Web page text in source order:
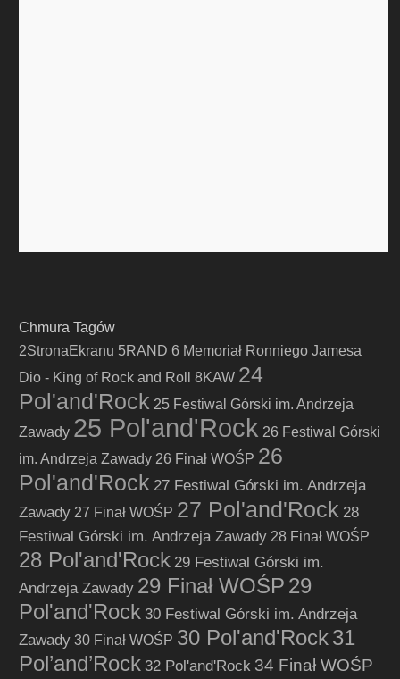
Chmura Tagów
2StronaEkranu 5RAND 6 Memoriał Ronniego Jamesa
Dio - King of Rock and Roll
8KAW 24
Pol'and'Rock 25 Festiwal Górski im. Andrzeja
Zawady 25 Pol'and'Rock 26 Festiwal Górski
im. Andrzeja Zawady 26 Finał WOŚP 26
Pol'and'Rock 27 Festiwal Górski im. Andrzeja
Zawady 27 Finał WOŚP 27 Pol'and'Rock 28
Festiwal Górski im. Andrzeja Zawady 28 Finał WOŚP
28 Pol'and'Rock 29 Festiwal Górski im.
Andrzeja Zawady 29 Finał WOŚP 29
Pol'and'Rock 30 Festiwal Górski im. Andrzeja
Zawady 30 Finał WOŚP 30 Pol'and'Rock31
Pol’and’Rock 32 Pol'and'Rock 34 Finał WOŚP